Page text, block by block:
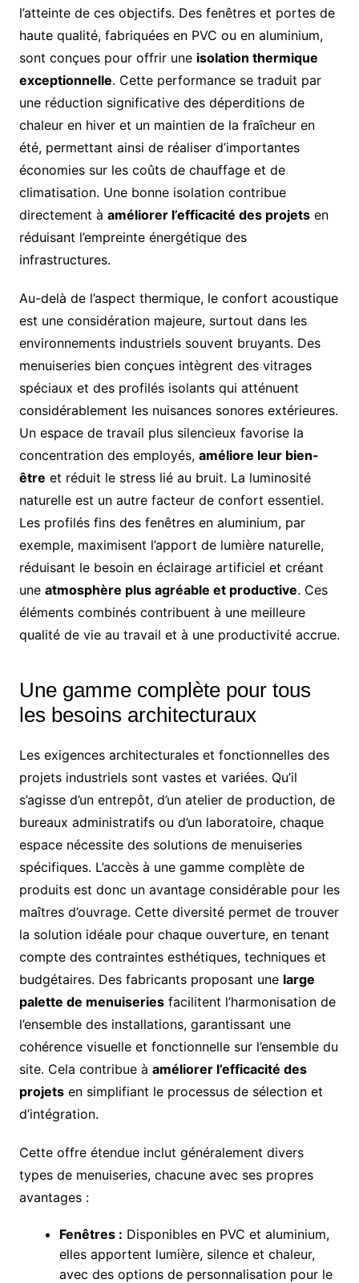
l’atteinte de ces objectifs. Des fenêtres et portes de
haute qualité, fabriquées en PVC ou en aluminium,
sont conçues pour offrir une isolation thermique
exceptionnelle. Cette performance se traduit par
une réduction significative des déperditions de
chaleur en hiver et un maintien de la fraîcheur en
été, permettant ainsi de réaliser d’importantes
économies sur les coûts de chauffage et de
climatisation. Une bonne isolation contribue
directement à améliorer l’efficacité des projetsen
réduisant l’empreinte énergétique des
infrastructures.
Au-delà de l’aspect thermique, le confort acoustique
est une considération majeure, surtout dans les
environnements industriels souvent bruyants. Des
menuiseries bien conçues intègrent des vitrages
spéciaux et des profilés isolants qui atténuent
considérablement les nuisances sonores extérieures.
Un espace de travail plus silencieux favorise la
concentration des employés, améliore leur bien-
être et réduit le stress lié au bruit. La luminosité
naturelle est un autre facteur de confort essentiel.
Les profilés fins des fenêtres en aluminium, par
exemple, maximisent l’apport de lumière naturelle,
réduisant le besoin en éclairage artificiel et créant
une atmosphère plus agréable et productive. Ces
éléments combinés contribuent à une meilleure
qualité de vie au travail et à une productivité accrue.
Une gamme complète pour tous
les besoins architecturaux
Les exigences architecturales et fonctionnelles des
projets industriels sont vastes et variées. Qu’il
s’agisse d’un entrepôt, d’un atelier de production, de
bureaux administratifs ou d’un laboratoire, chaque
espace nécessite des solutions de menuiseries
spécifiques. L’accès à une gamme complète de
produits est donc un avantage considérable pour les
maîtres d’ouvrage. Cette diversité permet de trouver
la solution idéale pour chaque ouverture, en tenant
compte des contraintes esthétiques, techniques et
budgétaires. Des fabricants proposant une large
palette de menuiseriesfacilitent l’harmonisation de
l’ensemble des installations, garantissant une
cohérence visuelle et fonctionnelle sur l’ensemble du
site. Cela contribue à améliorer l’efficacité des
projetsen simplifiant le processus de sélection et
d’intégration.
Cette offre étendue inclut généralement divers
types de menuiseries, chacune avec ses propres
avantages :
Fenêtres : Disponibles en PVC et aluminium,
elles apportent lumière, silence et chaleur,
avec des options de personnalisation pour le